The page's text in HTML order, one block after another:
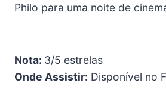
Philo para uma noite de
Nota: 3/5 estrelas
Onde Assistir: Disponível no